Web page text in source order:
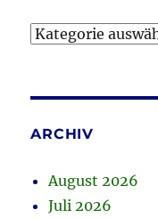
Kategorien
ARCHIV
August 2026
Juli 2026